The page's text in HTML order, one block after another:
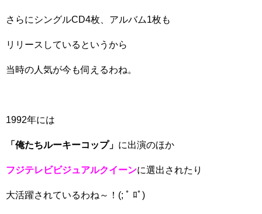
さらにシングルCD4枚、アルバム1枚も
リリースしているというから
当時の人気が今も伺えるわね。
1992年には
「俺たちルーキーコップ」 に出演のほか
フジテレビビジュアルクイーンに選出されたり
大活躍されているわね～！(; ﾟ ﾛﾟ)